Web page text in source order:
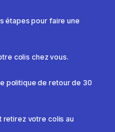
étapes pour faire une
colis chez vous.
politique de retour de 30
retirez votre colis au